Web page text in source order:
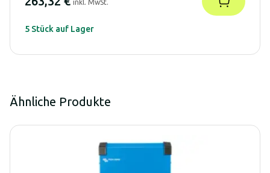
inkl. MwSt.
5 Stück auf Lager
Ähnliche Produkte